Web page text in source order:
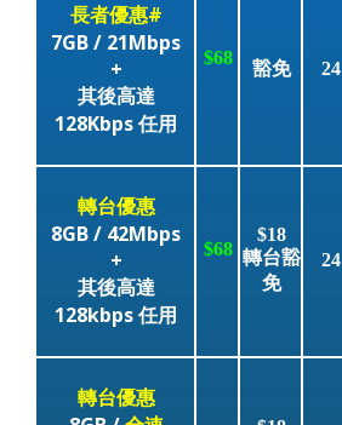
長者優惠#
7GB / 21Mbps
+
其後高達
128Kbps 任用
$68
豁免 24
轉台優惠
8GB / 42Mbps
+
其後高達
128kbps 任用
$68
$18
轉台豁
免
24
轉台優惠